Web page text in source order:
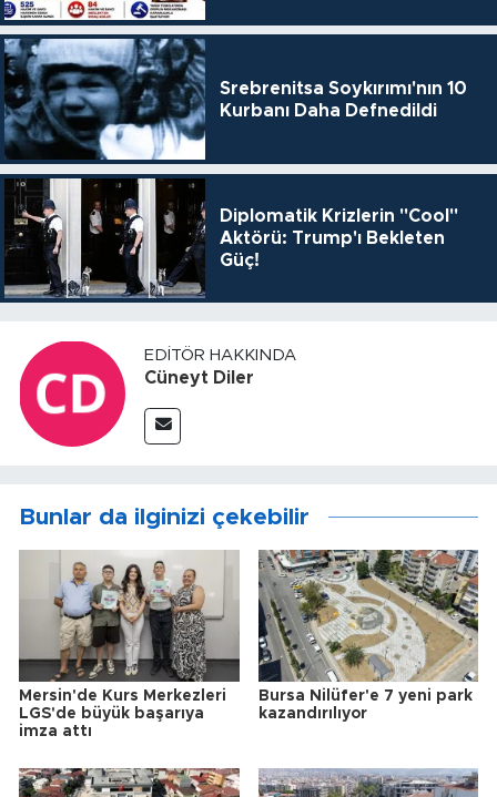
Srebrenitsa Soykırımı'nın 10
Kurbanı Daha Defnedildi
Diplomatik Krizlerin "Cool"
Aktörü: Trump'ı Bekleten
Güç!
EDITÖR HAKKINDA
Cüneyt Diler
Bunlar da ilginizi çekebilir
Mersin'de Kurs Merkezleri
LGS'de büyük başarıya
imza attı
Bursa Nilüfer'e 7 yeni park
kazandırılıyor